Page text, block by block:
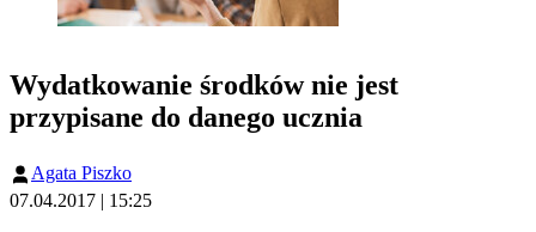
Wydatkowanie środków nie jest
przypisane do danego ucznia
Agata Piszko
07.04.2017 | 15:25